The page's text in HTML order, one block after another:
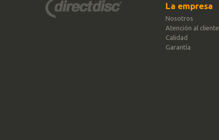
La empresa
Nosotros
Atención al cliente
Calidad
Garantía